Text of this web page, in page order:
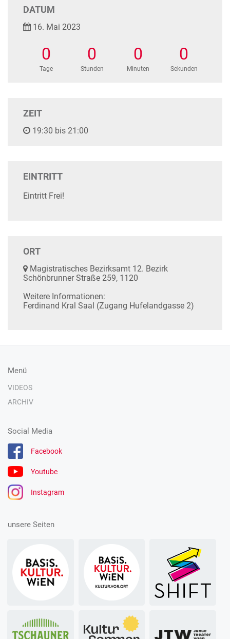
DATUM
16. Mai 2023
0
Tage
0
Stunden
0
Minuten
0
Sekunden
ZEIT
19:30 bis 21:00
EINTRITT
Eintritt Frei!
ORT
Magistratisches Bezirksamt 12. Bezirk
Schönbrunner Straße 259, 1120
Weitere Informationen:
Ferdinand Kral Saal (Zugang Hufelandgasse 2)
Menü
VIDEOS
ARCHIV
Social Media
Facebook
Youtube
Instagram
unsere Seiten